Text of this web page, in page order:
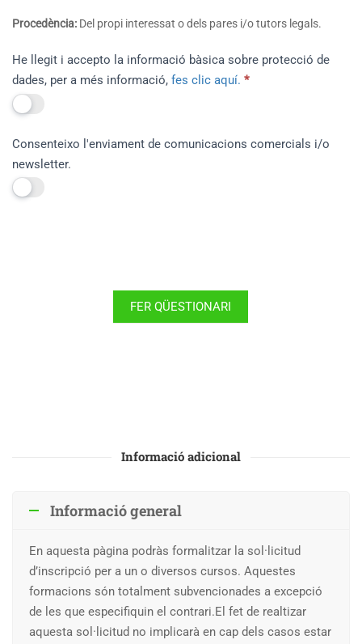
Procedència: Del propi interessat o dels pares i/o tutors legals.
He llegit i accepto la informació bàsica sobre protecció de
dades, per a més informació, fes clic aquí. *
Consenteixo l'enviament de comunicacions comercials i/o
newsletter.
FER QÜESTIONARI
Informació adicional
Informació general
En aquesta pàgina podràs formalitzar la sol·licitud
d’inscripció per a un o diversos cursos. Aquestes
formacions són totalment subvencionades a excepció
de les que especifiquin el contrari.El fet de realtizar
aquesta sol·licitud no implicarà en cap dels casos estar